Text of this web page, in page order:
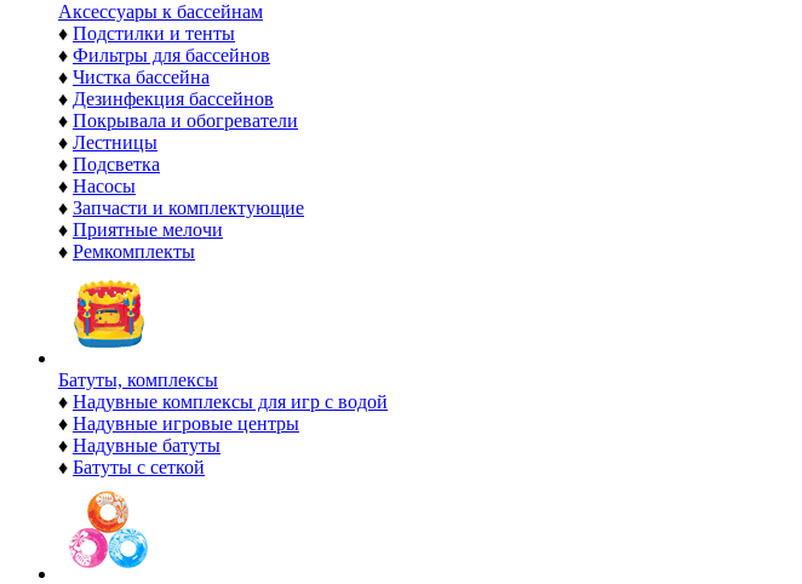
Аксессуары к бассейнам
♦ Подстилки и тенты
♦ Фильтры для бассейнов
♦ Чистка бассейна
♦ Дезинфекция бассейнов
♦ Покрывала и обогреватели
♦ Лестницы
♦ Подсветка
♦ Насосы
♦ Запчасти и комплектующие
♦ Приятные мелочи
♦ Ремкомплекты
Батуты, комплексы
♦ Надувные комплексы для игр с водой
♦ Надувные игровые центры
♦ Надувные батуты
♦ Батуты с сеткой